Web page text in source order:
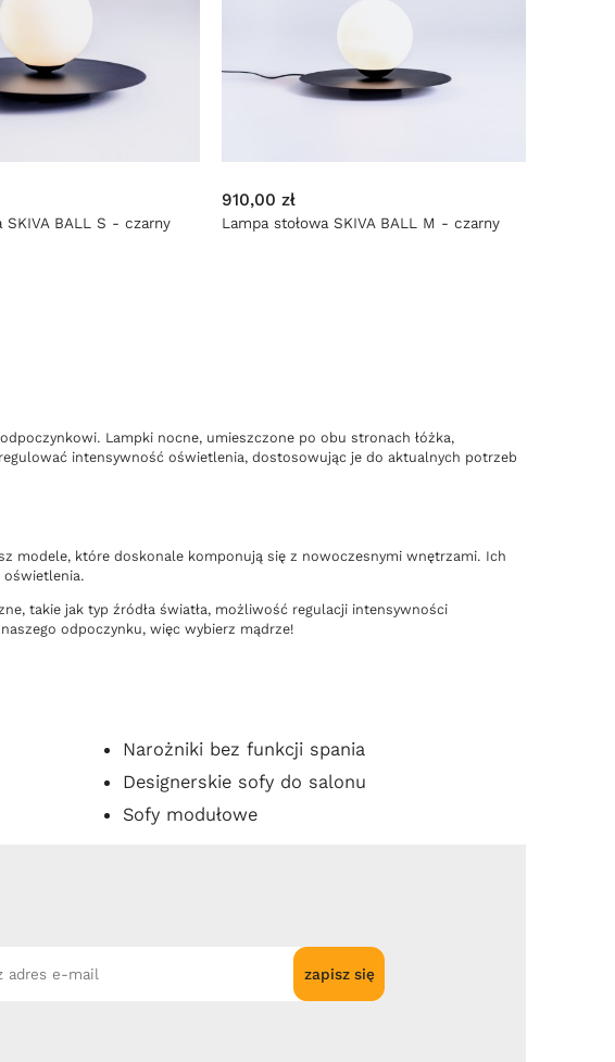
SKIVA BALL S - czarny
910,00 zł
Lampa stołowa SKIVA BALL M - czarny
Lampki nocne, umieszczone po obu stronach łóżka,
intensywność oświetlenia, dostosowując je do aktualnych potrzeb
modele, które doskonale komponują się z nowoczesnymi wnętrzami. Ich
oświetlenia.
takie jak typ źródła światła, możliwość regulacji intensywności
odpoczynku, więc wybierz mądrze!
Narożniki bez funkcji spania
Designerskie sofy do salonu
Sofy modułowe
zapisz się